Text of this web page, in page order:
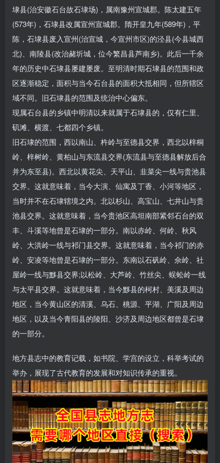
埭县(治安徽石台故石埭场)，属南豫州宣城郡。陈太建五年
(573年)，石埭县改属宣州宣城郡。隋开皇九年(589年)，平
陈，石埭县废入宣州(治宣城，今宣州市区)的泾县(今县城西
北)、南陵县(改治赭圻城，位今繁昌县芦南乡)。此后一千余
年的历史中石埭县屡建屡废。至明清时期石埭县的范围和政
区逐渐稳定，面积与当今石台县的面积大抵相同，但所辖区
域不同。旧石埭县的范围及统治中心偏东。
现属石台县的乡镇中明清以来就属于石埭县的，仅有仁里、
矶滩、横渡、七都四个乡镇。
旧石埭的范围，西以南山、杵岭与至德县交界，西北以梓桐
岭、梓树岭、黄柏山与东流县交界(东流县与至德县解放后合
并为东至县)。西北以黄花尖、天平山、韭菜尖一线与贵池县
交界。这就意味着，当今大演、仙寓及丁香、小河等地区，
当时并不在石埭辖境之内。北以杉山、高宝山、七井山与贵
池县交界。这就意味着，当今贵池区高坦南部紧邻石台的双
丰、斗溪等地曾是石埭的一部分。南以赤岭、何岭、秋风
岭、大洪岭一线与祁门县交界。这就意味着，当今祁门的赤
岭、安凌等地曾是石埭的一部分。东南以石矾岭、佘岭、社
屋岭一线与黟县交界;以松岭、大芦岭、竹丝尖、蜈蚣岭一线
与太平县交界。这就意味着，当今黟县的柯村、美溪及周边
地区，当今黄山区的清溪、乌石、桃源、平湖、广阳及周边
地区，以及当今青阳县的陵阳、沙济及周边地区都曾是石埭
的一部分。
地方县志中的教育记载，如书院、学宫的设立，科举考试的
举办，展现了古代教育的发展和对知识传承的重视。